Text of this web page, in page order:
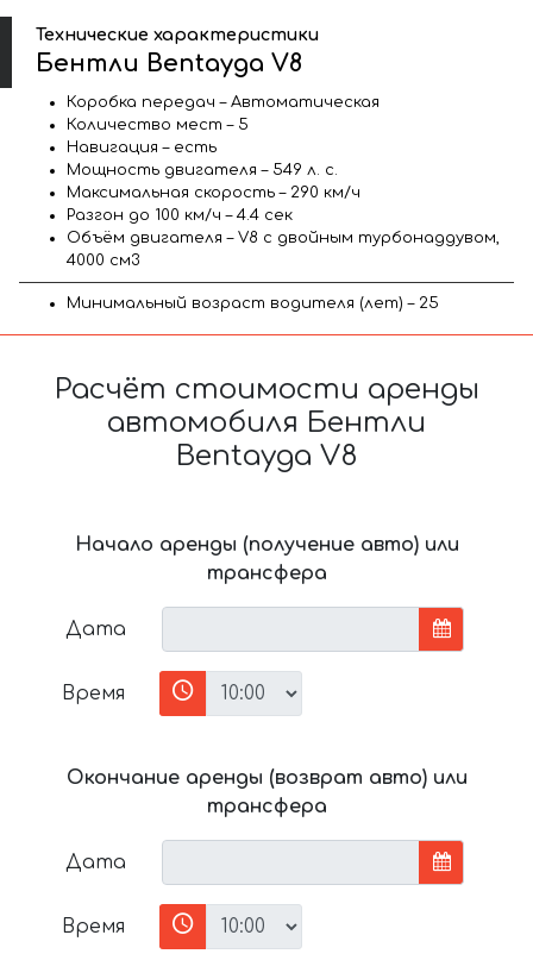
Технические характеристики
Бентли Bentayga V8
Коробка передач – Автоматическая
Количество мест – 5
Навигация – есть
Мощность двигателя – 549 л. с.
Максимальная скорость – 290 км/ч
Разгон до 100 км/ч – 4.4 сек
Объём двигателя – V8 с двойным турбонаддувом,
4000 см3
Минимальный возраст водителя (лет) – 25
Расчёт стоимости аренды
автомобиля Бентли
Bentayga V8
Начало аренды (получение авто) или
трансфера
Дата
Время
Окончание аренды (возврат авто) или
трансфера
Дата
Время